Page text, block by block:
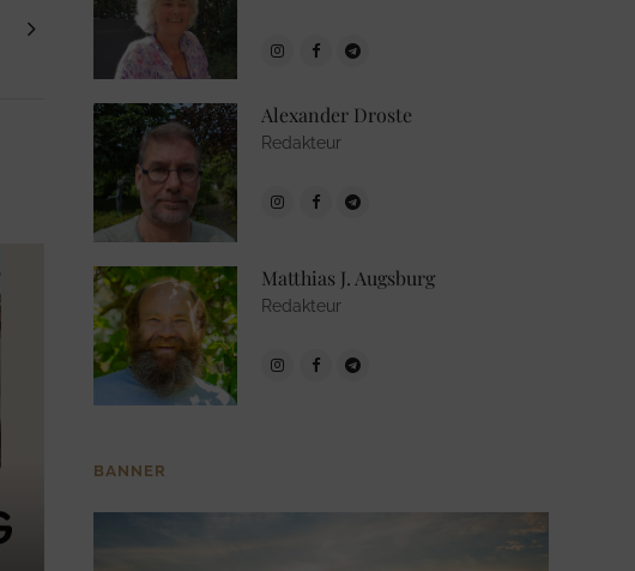
Alexander Droste
Redakteur
Matthias J. Augsburg
Redakteur
BANNER